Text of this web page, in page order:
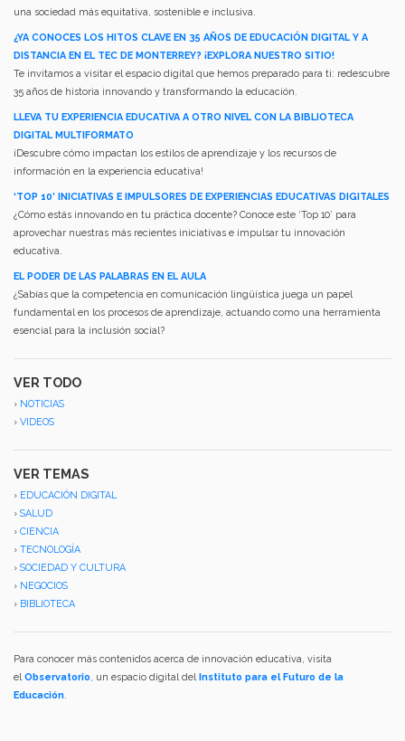
una sociedad más equitativa, sostenible e inclusiva.
¿YA CONOCES LOS HITOS CLAVE EN 35 AÑOS DE EDUCACIÓN DIGITAL Y A
DISTANCIA EN EL TEC DE MONTERREY? ¡EXPLORA NUESTRO SITIO!
Te invitamos a visitar el espacio digital que hemos preparado para ti: redescubre
35 años de historia innovando y transformando la educación.
LLEVA TU EXPERIENCIA EDUCATIVA A OTRO NIVEL CON LA BIBLIOTECA
DIGITAL MULTIFORMATO
¡Descubre cómo impactan los estilos de aprendizaje y los recursos de
información en la experiencia educativa!
‘TOP 10’ INICIATIVAS E IMPULSORES DE EXPERIENCIAS EDUCATIVAS DIGITALES
¿Cómo estás innovando en tu práctica docente? Conoce este ‘Top 10’ para
aprovechar nuestras más recientes iniciativas e impulsar tu innovación
educativa.
EL PODER DE LAS PALABRAS EN EL AULA
¿Sabías que la competencia en comunicación lingüística juega un papel
fundamental en los procesos de aprendizaje, actuando como una herramienta
esencial para la inclusión social?
VER TODO
› NOTICIAS
› VIDEOS
VER TEMAS
› EDUCACIÓN DIGITAL
› SALUD
› CIENCIA
› TECNOLOGÍA
› SOCIEDAD Y CULTURA
› NEGOCIOS
› BIBLIOTECA
Para conocer más contenidos acerca de innovación educativa, visita
elObservatorio, un espacio digital del Instituto para el Futuro de la
Educación.